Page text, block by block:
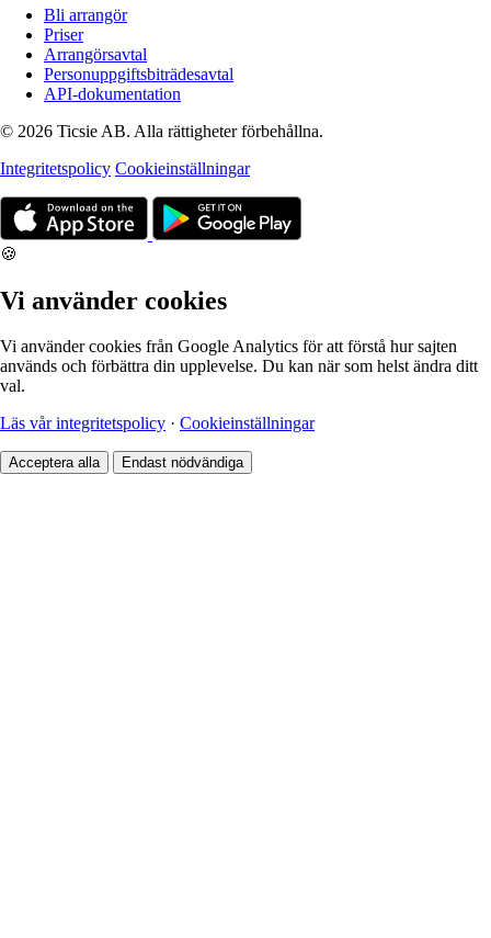
Bli arrangör
Priser
Arrangörsavtal
Personuppgiftsbiträdesavtal
API-dokumentation
© 2026 Ticsie AB. Alla rättigheter förbehållna.
Integritetspolicy Cookieinställningar
🍪
Vi använder cookies
Vi använder cookies från Google Analytics för att förstå hur sajten
används och förbättra din upplevelse. Du kan när som helst ändra ditt
val.
Läs vår integritetspolicy · Cookieinställningar
Acceptera alla Endast nödvändiga